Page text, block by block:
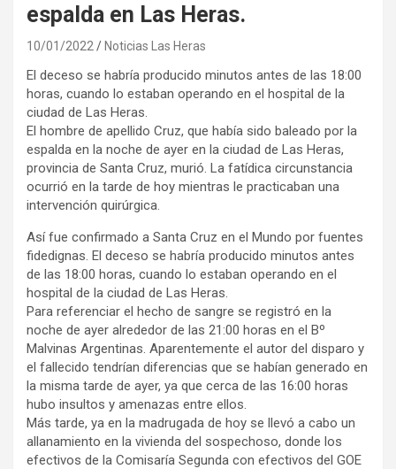
espalda en Las Heras.
10/01/2022 Noticias Las Heras
El deceso se habría producido minutos antes de las 18:00
horas, cuando lo estaban operando en el hospital de la
ciudad de Las Heras.
El hombre de apellido Cruz, que había sido baleado por la
espalda en la noche de ayer en la ciudad de Las Heras,
provincia de Santa Cruz, murió. La fatídica circunstancia
ocurrió en la tarde de hoy mientras le practicaban una
intervención quirúrgica.
Así fue confirmado a Santa Cruz en el Mundo por fuentes
fidedignas. El deceso se habría producido minutos antes
de las 18:00 horas, cuando lo estaban operando en el
hospital de la ciudad de Las Heras.
Para referenciar el hecho de sangre se registró en la
noche de ayer alrededor de las 21:00 horas en el Bº
Malvinas Argentinas. Aparentemente el autor del disparo y
el fallecido tendrían diferencias que se habían generado en
la misma tarde de ayer, ya que cerca de las 16:00 horas
hubo insultos y amenazas entre ellos.
Más tarde, ya en la madrugada de hoy se llevó a cabo un
allanamiento en la vivienda del sospechoso, donde los
efectivos de la Comisaría Segunda con efectivos del GOE